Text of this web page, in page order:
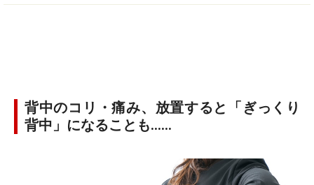
背中のコリ・痛み、放置すると「ぎっくり
背中」になることも……